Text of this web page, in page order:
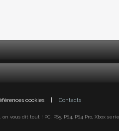
cookies Contacts
dit tout ! PC, PS5, PS4, PS4 Pro, Xbox series